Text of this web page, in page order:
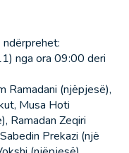
nga ora 09:00 deri
Ramadani (njëpjesë),
Musa Hoti
Ramadan Zeqiri
Prekazi (një